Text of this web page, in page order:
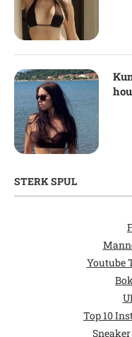
STERK SPUL
Youtube
Top 10